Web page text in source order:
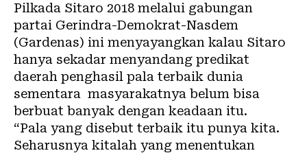
Pilkada Sitaro 2018 melalui gabungan
partai Gerindra-Demokrat-Nasdem
(Gardenas) ini menyayangkan kalau Sitaro
hanya sekadar menyandang predikat
daerah penghasil pala terbaik dunia
sementara masyarakatnya belum bisa
berbuat banyak dengan keadaan itu.
“Pala yang disebut terbaik itu punya kita.
Seharusnya kitalah yang menentukan